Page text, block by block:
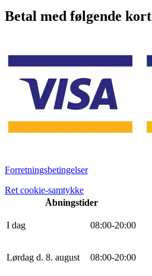
Betal med følgende kort
Forretningsbetingelser
Ret cookie-samtykke
Åbningstider
I dag 08:00-20:00
Lørdag d. 8. august 08:00-20:00